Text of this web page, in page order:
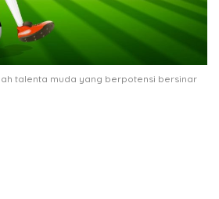
talenta muda yang berpotensi bersinar